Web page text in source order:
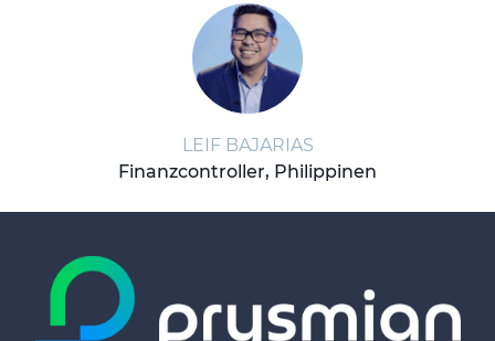
LEIF BAJARIAS
Finanzcontroller, Philippinen